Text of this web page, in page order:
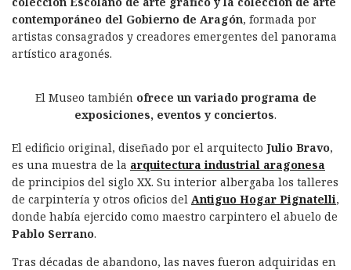
contemporáneo del Gobierno de Aragón, formada por
artistas consagrados y creadores emergentes del panorama
artístico aragonés.
El Museo tambiénofrece un variado programa de
exposiciones, eventos y conciertos.
El edificio original, diseñado por el arquitecto Julio Bravo,
es una muestra de la arquitectura industrial aragonesa
de principios del siglo XX. Su interior albergaba los talleres
de carpintería y otros oficios del Antiguo Hogar Pignatelli,
donde había ejercido como maestro carpintero el abuelo de
Pablo Serrano.
Tras décadas de abandono, las naves fueron adquiridas en